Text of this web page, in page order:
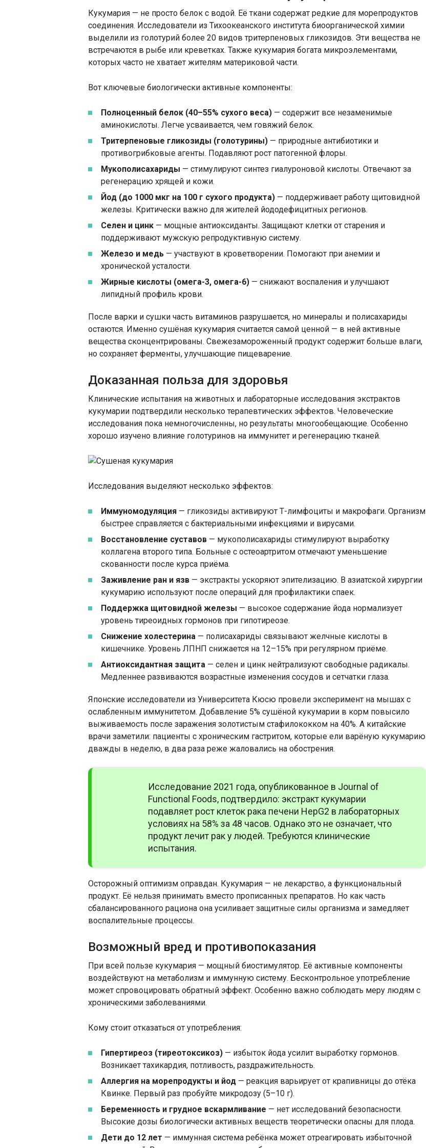
Кукумария — не просто белок с водой. Её ткани содержат редкие для морепродуктов
соединения. Исследователи из Тихоокеанского института биоорганической химии
выделили из голотурий более 20 видов тритерпеновых гликозидов. Эти вещества не
встречаются в рыбе или креветках. Также кукумария богата микроэлементами,
которых часто не хватает жителям материковой части.
Вот ключевые биологически активные компоненты:
Полноценный белок (40–55% сухого веса) — содержит все незаменимые
аминокислоты. Легче усваивается, чем говяжий белок.
Тритерпеновые гликозиды (голотурины) — природные антибиотики и
противогрибковые агенты. Подавляют рост патогенной флоры.
Мукополисахариды — стимулируют синтез гиалуроновой кислоты. Отвечают за
регенерацию хрящей и кожи.
Йод (до 1000 мкг на 100 г сухого продукта) — поддерживает работу щитовидной
железы. Критически важно для жителей йододефицитных регионов.
Селен и цинк — мощные антиоксиданты. Защищают клетки от старения и
поддерживают мужскую репродуктивную систему.
Железо и медь — участвуют в кроветворении. Помогают при анемии и
хронической усталости.
Жирные кислоты (омега-3, омега-6) — снижают воспаления и улучшают
липидный профиль крови.
После варки и сушки часть витаминов разрушается, но минералы и полисахариды
остаются. Именно сушёная кукумария считается самой ценной — в ней активные
вещества сконцентрированы. Свежезамороженный продукт содержит больше влаги,
но сохраняет ферменты, улучшающие пищеварение.
Доказанная польза для здоровья
Клинические испытания на животных и лабораторные исследования экстрактов
кукумарии подтвердили несколько терапевтических эффектов. Человеческие
исследования пока немногочисленны, но результаты многообещающие. Особенно
хорошо изучено влияние голотуринов на иммунитет и регенерацию тканей.
Исследования выделяют несколько эффектов:
Иммуномодуляция — гликозиды активируют Т-лимфоциты и макрофаги. Организм
быстрее справляется с бактериальными инфекциями и вирусами.
Восстановление суставов — мукополисахариды стимулируют выработку
коллагена второго типа. Больные с остеоартритом отмечают уменьшение
скованности после курса приёма.
Заживление ран и язв — экстракты ускоряют эпителизацию. В азиатской хирургии
кукумарию используют после операций для профилактики спаек.
Поддержка щитовидной железы — высокое содержание йода нормализует
уровень тиреоидных гормонов при гипотиреозе.
Снижение холестерина — полисахариды связывают желчные кислоты в
кишечнике. Уровень ЛПНП снижается на 12–15% при регулярном приёме.
Антиоксидантная защита — селен и цинк нейтрализуют свободные радикалы.
Медленнее развиваются возрастные изменения сосудов и сетчатки глаза.
Японские исследователи из Университета Кюсю провели эксперимент на мышах с
ослабленным иммунитетом. Добавление 5% сушёной кукумарии в корм повысило
выживаемость после заражения золотистым стафилококком на 40%. А китайские
врачи заметили: пациенты с хроническим гастритом, которые ели варёную кукумарию
дважды в неделю, в два раза реже жаловались на обострения.
Исследование 2021 года, опубликованное в Journal of
Functional Foods, подтвердило: экстракт кукумарии
подавляет рост клеток рака печени HepG2 в лабораторных
условиях на 58% за 48 часов. Однако это не означает, что
продукт лечит рак у людей. Требуются клинические
испытания.
Осторожный оптимизм оправдан. Кукумария — не лекарство, а функциональный
продукт. Её нельзя принимать вместо прописанных препаратов. Но как часть
сбалансированного рациона она усиливает защитные силы организма и замедляет
воспалительные процессы.
Возможный вред и противопоказания
При всей пользе кукумария — мощный биостимулятор. Её активные компоненты
воздействуют на метаболизм и иммунную систему. Бесконтрольное употребление
может спровоцировать обратный эффект. Особенно важно соблюдать меру людям с
хроническими заболеваниями.
Кому стоит отказаться от употребления:
Гипертиреоз (тиреотоксикоз) — избыток йода усилит выработку гормонов.
Возникает тахикардия, потливость, раздражительность.
Аллергия на морепродукты и йод — реакция варьирует от крапивницы до отёка
Квинке. Первый раз пробуйте микродозу (5–10 г).
Беременность и грудное вскармливание — нет исследований безопасности.
Высокие дозы биологически активных веществ теоретически опасны для плода.
Дети до 12 лет — иммунная система ребёнка может отреагировать избыточной